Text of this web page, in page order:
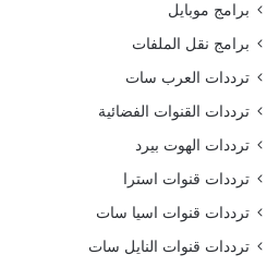
برامج موبايل
برامج نقل الملفات
ترددات العرب سات
ترددات القنوات الفضائية
ترددات الهوت بيرد
ترددات قنوات استرا
ترددات قنوات اسيا سات
ترددات قنوات النايل سات